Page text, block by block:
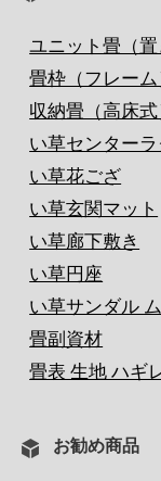
ユニット畳（置
畳枠（フレーム
収納畳（高床式
い草センター
い草花ござ
い草玄関マット
い草廊下敷き
い草円座
い草サンダル
畳副資材
畳表 生地 ハギ
お勧め商品